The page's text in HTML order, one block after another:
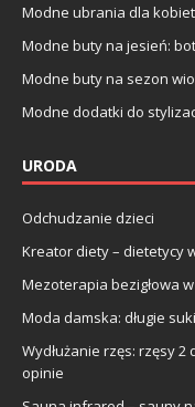
Modne ubrania dla
Modne buty na jesień:
Modne buty na sezon
Modne dodatki do
URODA
Odchudzanie dzieci
Kreator diety – dietetycy
Mezoterapia bezigłowa
Moda damska: długie
Wydłużanie rzęs: rzęsy 2
opinie